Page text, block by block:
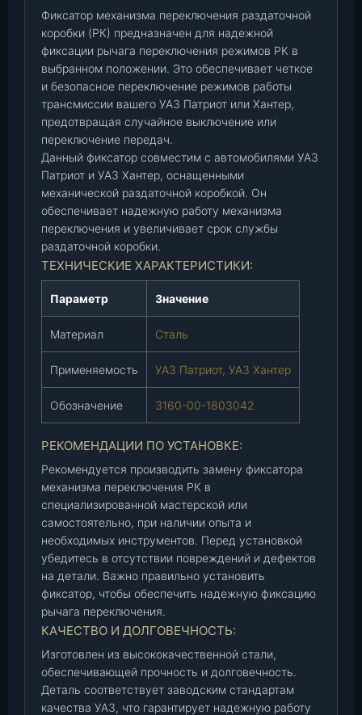
з
м
а
п
е
р
е
к
л
Р
К
П
а
т
е
(
3
1
6
-
0
-
8
0
3
Фиксатор механизма переключения раздаточной
коробки (РК) предназначен для надежной
фиксации рычага переключения режимов РК в
выбранном положении. Это обеспечивает четкое
и безопасное переключение режимов работы
трансмиссии вашего УАЗ Патриот или Хантер,
предотвращая случайное выключение или
переключение передач.
Данный фиксатор совместим с автомобилями УАЗ
Патриот и УАЗ Хантер, оснащенными
механической раздаточной коробкой. Он
обеспечивает надежную работу механизма
переключения и увеличивает срок службы
раздаточной коробки.
ТЕХНИЧЕСКИЕ ХАРАКТЕРИСТИКИ:
Параметр Значение
Материал Сталь
Применяемость УАЗ Патриот, УАЗ Хантер
Обозначение 3160-00-1803042
РЕКОМЕНДАЦИИ ПО УСТАНОВКЕ:
Рекомендуется производить замену фиксатора
механизма переключения РК в
специализированной мастерской или
самостоятельно, при наличии опыта и
необходимых инструментов. Перед установкой
убедитесь в отсутствии повреждений и дефектов
на детали. Важно правильно установить
фиксатор, чтобы обеспечить надежную фиксацию
рычага переключения.
КАЧЕСТВО И ДОЛГОВЕЧНОСТЬ:
Изготовлен из высококачественной стали,
обеспечивающей прочность и долговечность.
Деталь соответствует заводским стандартам
качества УАЗ, что гарантирует надежную работу